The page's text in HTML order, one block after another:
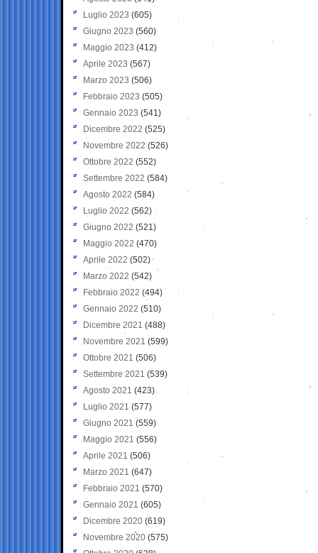
Luglio 2023 (605)
Giugno 2023 (560)
Maggio 2023 (412)
Aprile 2023 (567)
Marzo 2023 (506)
Febbraio 2023 (505)
Gennaio 2023 (541)
Dicembre 2022 (525)
Novembre 2022 (526)
Ottobre 2022 (552)
Settembre 2022 (584)
Agosto 2022 (584)
Luglio 2022 (562)
Giugno 2022 (521)
Maggio 2022 (470)
Aprile 2022 (502)
Marzo 2022 (542)
Febbraio 2022 (494)
Gennaio 2022 (510)
Dicembre 2021 (488)
Novembre 2021 (599)
Ottobre 2021 (506)
Settembre 2021 (539)
Agosto 2021 (423)
Luglio 2021 (577)
Giugno 2021(559)
Maggio 2021 (556)
Aprile 2021 (506)
Marzo 2021 (647)
Febbraio 2021 (570)
Gennaio 2021 (605)
Dicembre 2020 (619)
Novembre 2020 (575)